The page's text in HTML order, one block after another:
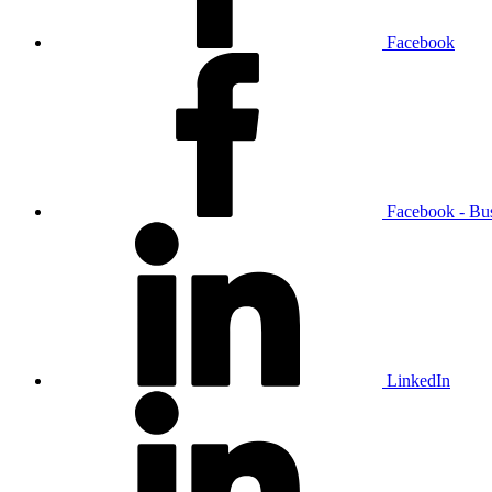
Facebook
Facebook -
LinkedIn